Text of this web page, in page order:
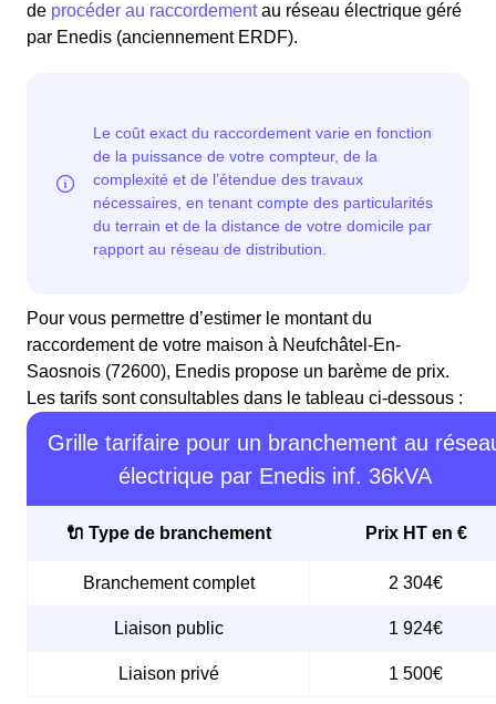
de procéder au raccordementau réseau électrique géré
par Enedis (anciennement ERDF).
Pour vous permettre d’estimer le montant du
raccordement de votre maison à Neufchâtel-En-
Saosnois (72600), Enedis propose un barème de prix.
Les tarifs sont consultables dans le tableau ci-dessous :
Grille tarifaire pour un branchement au
électrique par Enedis inf. 36kVA
🔌 Type de branchement Prix HT en €
Branchement complet 2 304€
Liaison public 1 924€
Liaison privé 1 500€